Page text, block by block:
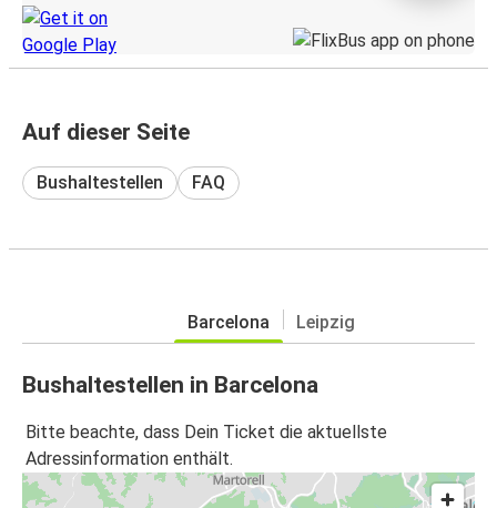
Auf dieser Seite
Bushaltestellen FAQ
Barcelona Leipzig
Bushaltestellen in Barcelona
Bitte beachte, dass Dein Ticket die aktuellste
Adressinformation enthält.